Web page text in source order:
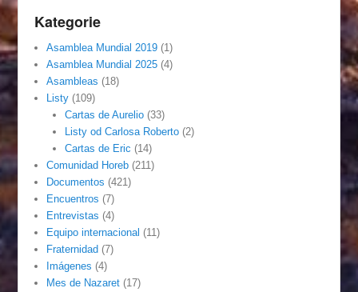
Kategorie
Asamblea Mundial 2019 (1)
Asamblea Mundial 2025 (4)
Asambleas (18)
Listy (109)
Cartas de Aurelio(33)
Listy od Carlosa Roberto(2)
Cartas de Eric (14)
Comunidad Horeb (211)
Documentos (421)
Encuentros (7)
Entrevistas (4)
Equipo internacional (11)
Fraternidad (7)
Imágenes (4)
Mes de Nazaret (17)